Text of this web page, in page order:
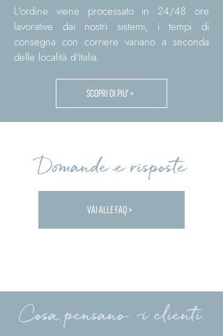
L'ordine viene processato in 24/48 ore
lavorative dai nostri sistemi, i tempi di
consegna con corriere variano a seconda
delle località d'Italia.
SCOPRI DI PIU' >
Domande e risposte
Carica altre FAQ...
VAI ALLE FAQ >
Cosa pensano i clienti